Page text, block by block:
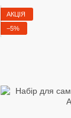
АКЦІЯ
−5%